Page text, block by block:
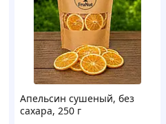
Апельсин сушеный, без
сахара, 250 г